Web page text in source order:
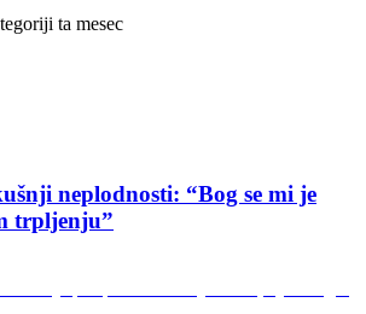
ta mesec
neplodnosti: “Bog se mi je
trpljenju”